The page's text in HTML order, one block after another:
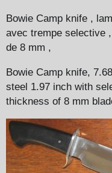
Bowie Camp knife ,
avec trempe selective
de 8 mm ,
Bowie Camp knife,
steel 1.97 inch with
thickness of 8 mm